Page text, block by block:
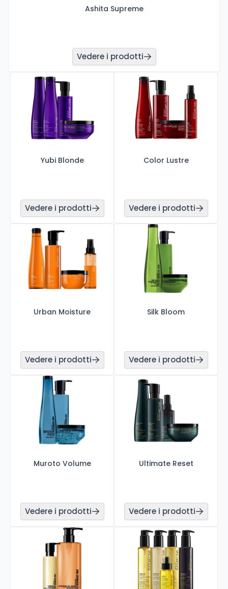
Ashita Supreme
Vedere i prodotti
Yubi Blonde
Vedere i prodotti
Color Lustre
Vedere i prodotti
Urban Moisture
Vedere i prodotti
Silk Bloom
Vedere i prodotti
Muroto Volume
Vedere i prodotti
Ultimate Reset
Vedere i prodotti